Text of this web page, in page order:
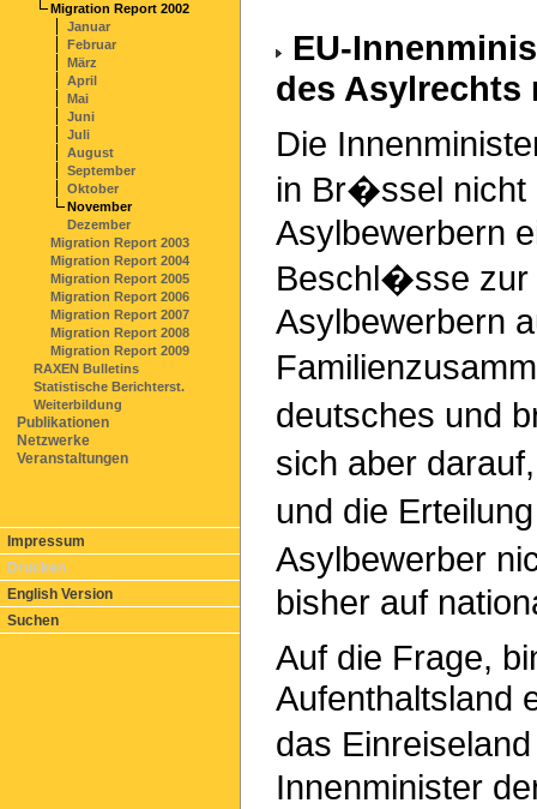
Migration Report 2002
Januar
Februar
März
April
Mai
Juni
Juli
August
September
Oktober
November
Dezember
Migration Report 2003
Migration Report 2004
Migration Report 2005
Migration Report 2006
Migration Report 2007
Migration Report 2008
Migration Report 2009
RAXEN Bulletins
Statistische Berichterst.
Weiterbildung
Publikationen
Netzwerke
Veranstaltungen
Impressum
Drucken
English Version
Suchen
EU-
des Asylrechts
Die
in Br�ssel nicht
Asylbewerbern
Beschl�sse zur
Asylbewerbern
deutsches und
sich aber
und die
Asylbewerber
bisher auf
Auf die Frage,
Aufenthaltsland
das
Innenminister